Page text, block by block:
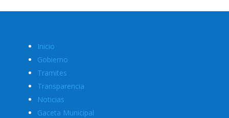
Inicio
Gobierno
Tramites
Transparencia
Noticias
Gaceta Municipal